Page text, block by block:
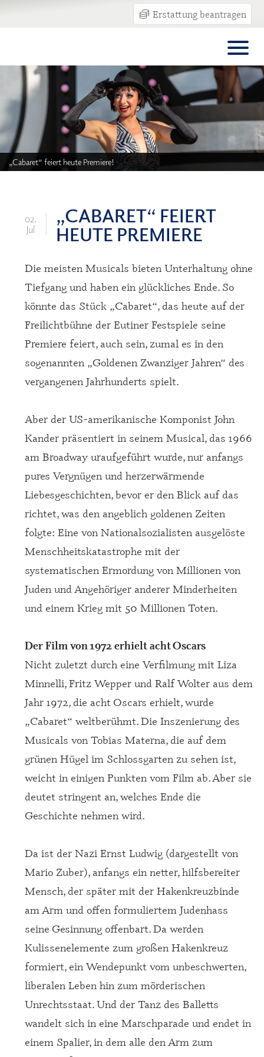
Erstattung beantragen
„Cabaret“ feiert heute Premiere!
02.
Jul
„CABARET“ FEIERT
HEUTE PREMIERE
Die meisten Musicals bieten Unterhaltung ohne
Tiefgang und haben ein glückliches Ende. So
könnte das Stück „Cabaret“, das heute auf der
Freilichtbühne der Eutiner Festspiele seine
Premiere feiert, auch sein, zumal es in den
sogenannten „Goldenen Zwanziger Jahren“ des
vergangenen Jahrhunderts spielt.
Aber der US-amerikanische Komponist John
Kander präsentiert in seinem Musical, das 1966
am Broadway uraufgeführt wurde, nur anfangs
pures Vergnügen und herzerwärmende
Liebesgeschichten, bevor er den Blick auf das
richtet, was den angeblich goldenen Zeiten
folgte: Eine von Nationalsozialisten ausgelöste
Menschheitskatastrophe mit der
systematischen Ermordung von Millionen von
Juden und Angehöriger anderer Minderheiten
und einem Krieg mit 50 Millionen Toten.
Der Film von 1972 erhielt acht Oscars
Nicht zuletzt durch eine Verfilmung mit Liza
Minnelli, Fritz Wepper und Ralf Wolter aus dem
Jahr 1972, die acht Oscars erhielt, wurde
„Cabaret“ weltberühmt. Die Inszenierung des
Musicals von Tobias Materna, die auf dem
grünen Hügel im Schlossgarten zu sehen ist,
weicht in einigen Punkten vom Film ab. Aber sie
deutet stringent an, welches Ende die
Geschichte nehmen wird.
Da ist der Nazi Ernst Ludwig (dargestellt von
Mario Zuber), anfangs ein netter, hilfsbereiter
Mensch, der später mit der Hakenkreuzbinde
am Arm und offen formuliertem Judenhass
seine Gesinnung offenbart. Da werden
Kulissenelemente zum großen Hakenkreuz
formiert, ein Wendepunkt vom unbeschwerten,
liberalen Leben hin zum mörderischen
Unrechtsstaat. Und der Tanz des Balletts
wandelt sich in eine Marschparade und endet in
einem Spalier, in dem alle den Arm zum